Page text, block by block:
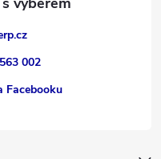
002
Facebooku